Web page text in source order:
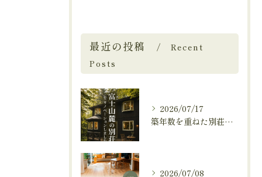
最近の投稿
Recent
Posts
2026/07/17
築年数を重ねた別荘を、これからも快適に暮らせる住まいへ。
2026/07/08